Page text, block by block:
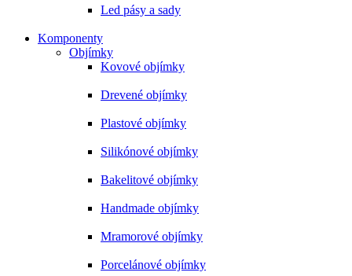
Led pásy a sady
Komponenty
Objímky
Kovové objímky
Drevené objímky
Plastové objímky
Silikónové objímky
Bakelitové objímky
Handmade objímky
Mramorové objímky
Porcelánové objímky